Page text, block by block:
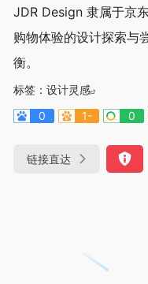
JDR Design 隶属于京
购物体验的设计探索与
衡。
标签： 设计灵感
0
1- 0
链接直达